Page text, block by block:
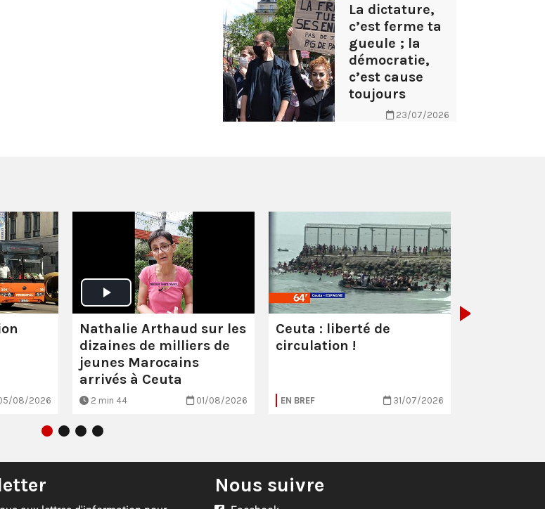
La dictature,
c’est ferme ta
gueule ; la
démocratie,
c’est cause
toujours
23/07/2026
08/2026
Nathalie Arthaud sur les
dizaines de milliers de
jeunes Marocains
arrivés à Ceuta
2 min 44 01/08/2026
Ceuta : liberté de
circulation !
EN BREF 31/07/2026
Nous suivre